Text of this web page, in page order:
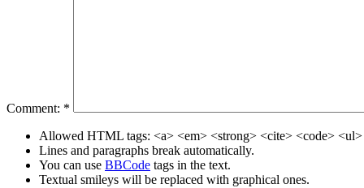
Comment: *
Allowed HTML tags: <a> <em> <strong> <cite> <code>
Lines and paragraphs break automatically.
You can use BBCode tags in the text.
Textual smileys will be replaced with graphical ones.